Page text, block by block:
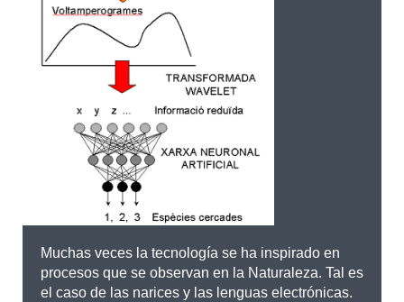
BUSCAR
Muchas veces la tecnología se ha inspirado en
procesos que se observan en la Naturaleza. Tal es
el caso de las narices y las lenguas electrónicas.